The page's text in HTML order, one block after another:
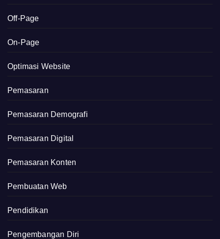
Off-Page
On-Page
Optimasi Website
Pemasaran
Pemasaran Demografi
Pemasaran Digital
Pemasaran Konten
Pembuatan Web
Pendidikan
Pengembangan Diri